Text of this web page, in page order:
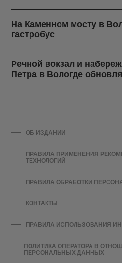
На Каменном мосту в
гастробус
Речной вокзал и
Петра в Вологде
ОБ ИЗДАНИИ
ПРАВИЛА ПРИМЕНЕНИЯ
ТЕХНОЛОГИЙ
ПРАВИЛА ОБРАБОТКИ
КОНТАКТЫ
ПРАВИЛА ИСПОЛЬЗОВАНИЯ
ПОЛИТИКА ОПЕРАТОРА В
ПЕРСОНАЛЬНЫХ ДАННЫХ